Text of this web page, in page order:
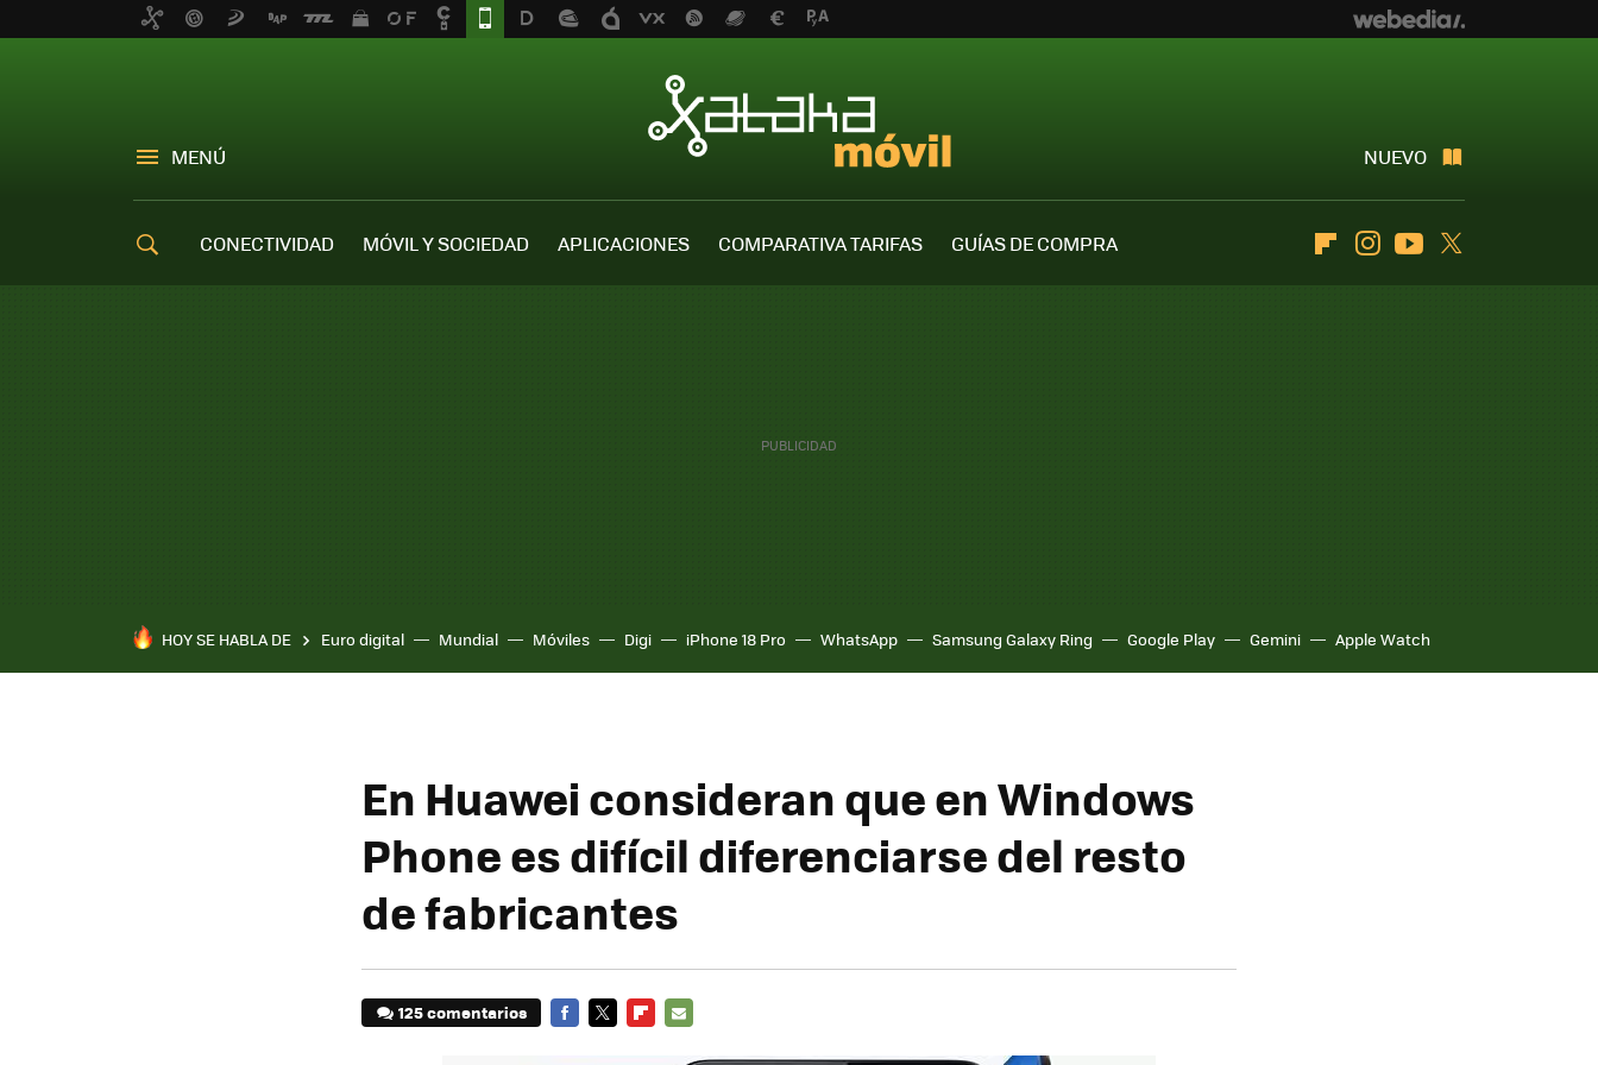
MENÚ NUEVO
CONECTIVIDAD MÓVIL Y SOCIEDAD APLICACIONES COMPARATIVA TARIFAS
GUÍAS DE COMPRA
FlipboardInstagramYoutube
HOY SE HABLA DE Euro digital Mundial Móviles Digi iPhone 18 Pro WhatsApp Samsung Galaxy Ring Google Play Gemini Apple Watch
En Huawei consideran que en Windows
Phone es difícil diferenciarse del resto
de fabricantes
125 comentarios